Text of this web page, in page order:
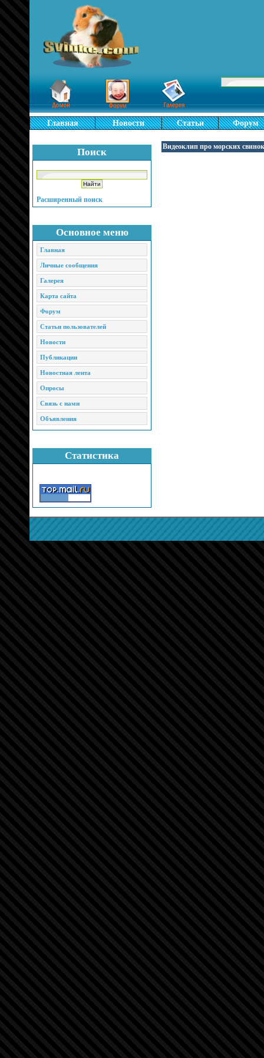
Главная Новости Статьи Форум
Поиск
Расширенный поиск
Основное меню
Главная
Личные сообщения
Галерея
Карта сайта
Форум
Статьи пользователей
Новости
Публикации
Новостная лента
Опросы
Связь с нами
Объявления
Статистика
Видеоклип про морских